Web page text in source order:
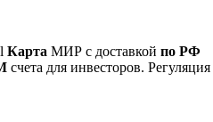
Карта МИР с доставкой по РФ
счета для инвесторов. Регуляция